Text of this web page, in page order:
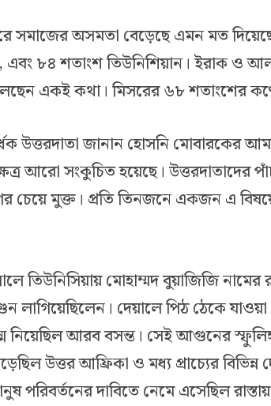
সমাজের অসমতা বেড়েছে এমন মত
এবং ৮৪ শতাংশ তিউনিশিয়ান। ইরাক ও
একই কথা। মিসরের ৬৮ শতাংশের
উত্তরদাতা জানান হোসনি মোবারকের
আরো সংকুচিত হয়েছে। উত্তরদাতাদের
চেয়ে মুক্ত। প্রতি তিনজনে একজন এ
তিউনিসিয়ায় মোহাম্মদ বুয়াজিজি নামের
দেয়ালে পিঠ ঠেকে যাওয়া
আরব বসন্ত। সেই আগুনের
উত্তর আফ্রিকা ও মধ্য প্রাচ্যের
পরিবর্তনের দাবিতে নেমে এসেছিল